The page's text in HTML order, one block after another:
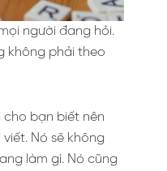
người đang hỏi.
không phải theo
cho bạn biết nên
Nó sẽ không
làm gì. Nó cũng